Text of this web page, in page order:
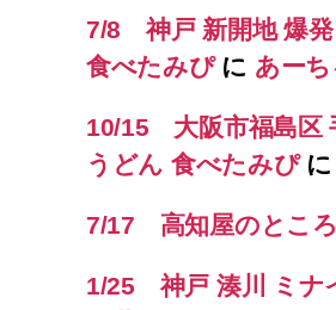
7/8 神戸 新開地 爆
食べたみぴに あー
10/15 大阪市福島区
うどん 食べたみぴに
7/17 高知屋のとこ
1/25 神戸 湊川 ミナ